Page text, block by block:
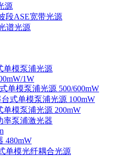
源
段ASE宽带光源
谱光源
单模泵浦光源
1W
单模泵浦光源 500/600mW
台式单模泵浦光源 100mW
单模泵浦光源 200mW
率泵浦激光器
480mW
单模光纤耦合光源